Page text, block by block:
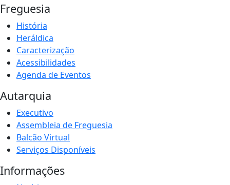
Freguesia
História
Heráldica
Caracterização
Acessibilidades
Agenda de Eventos
Autarquia
Executivo
Assembleia de Freguesia
Balcão Virtual
Serviços Disponíveis
Informações